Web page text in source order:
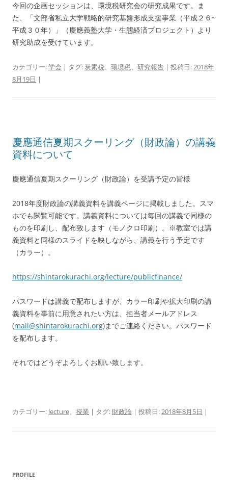
今回の企画セッションは、環境税研究会の研究成果です。ま
た、「文部省私立大学戦略的研究基盤形成支援事業（平成２６~
平成３０年）」（慶應義塾大学・生態経済プロジェクト）より
研究助成を受けています。
カテゴリー:学会 | タグ:炭素税、 環境税、 研究報告 | 投稿日:2018年
8月19日 |
慶應通信夏期スクーリング（財政論）の講義
資料について
慶應通信夏期スクーリング（財政論）を受講予定の皆様
2018年度財政論の講義資料を講義ページに掲載しました。スマ
ホでも閲覧可能です。講義資料については毎回の講義で同様の
ものを印刷し、配布致します（モノクロ印刷）。※教室では講
義資料と同様のスライドを映しながら、講義を行う予定です
（カラー）。
https://shintarokurachi.org/lecture/publicfinance/
パスワードは講義で配布しますが、カラー印刷や拡大印刷の講
義資料を事前に用意されたい方は、担当者メールアドレス
(mail@shintarokurachi.org)までご連絡ください。パスワード
を配布します。
それではどうぞよろしくお願い致します。
カテゴリー: lecture、 授業 | タグ: 財政論 | 投稿日:2018年8月5日 |
PROFILE